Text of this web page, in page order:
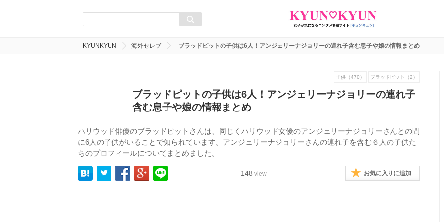
KYUNKYUN 海外セレブ ブラッドピットの子供は6人！アンジェリーナジョリーの連れ子含む息子や娘の情報まとめ
子供（470） ブラッドピット（2）
ブラッドピットの子供は6人！アンジェリーナジョリーの連れ子
含む息子や娘の情報まとめ
ハリウッド俳優のブラッドピットさんは、同じくハリウッド女優のアンジェリーナジョリーさんとの間
に6人の子供がいることで知られています。アンジェリーナジョリーさんの連れ子を含む６人の子供た
ちのプロフィールについてまとめました。
148 view お気に入りに追加